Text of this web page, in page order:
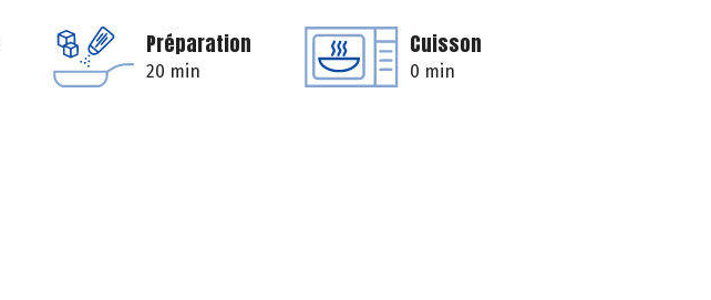
Préparation
20 min
Cuisson
0 min